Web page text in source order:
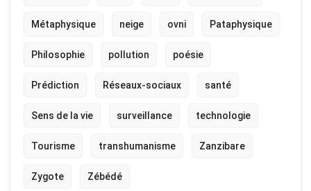
Métaphysique neige ovni Pataphysique
Philosophie pollution poésie
Prédiction Réseaux-sociaux santé
Sens de la vie surveillance technologie
Tourisme transhumanisme Zanzibare
Zygote Zébédé